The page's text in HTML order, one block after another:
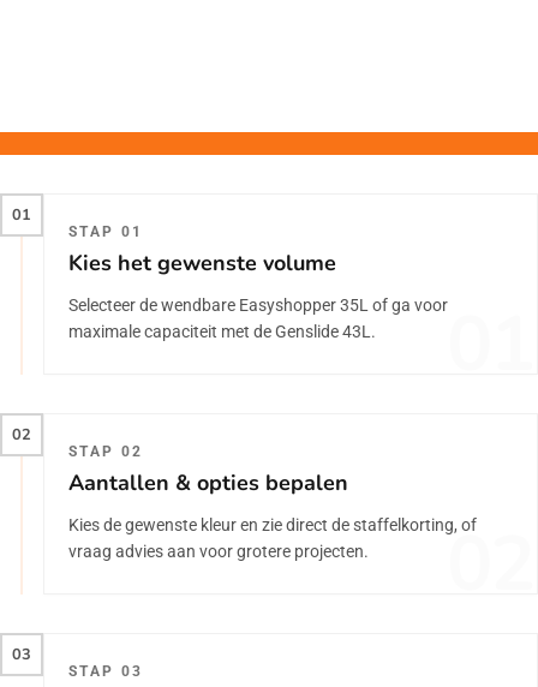
01
STAP 01
Kies het gewenste volume
Selecteer de wendbare Easyshopper 35L of ga voor
maximale capaciteit met de Genslide 43L.
02
02
STAP 02
Aantallen & opties bepalen
Kies de gewenste kleur en zie direct de staffelkorting, of
vraag advies aan voor grotere projecten.
03
STAP 03